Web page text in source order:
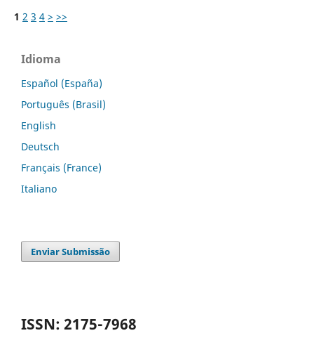
1 2 3 4 > >>
Idioma
Español (España)
Português (Brasil)
English
Deutsch
Français (France)
Italiano
Enviar Submissão
ISSN: 2175-7968